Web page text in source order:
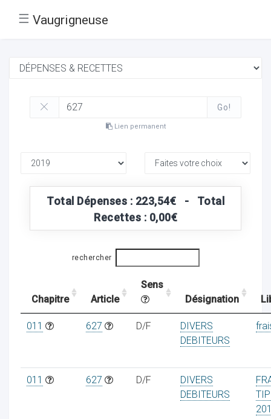
☰ Vaugrigneuse
Go!
Lien permanent
Total Dépenses : 223,54€ - Total
Recettes : 0,00€
rechercher
Chapitre Article
Sens
Désignation
011 627 D/F
DIVERS
DEBITEURS
011 627 D/F
DIVERS
DEBITEURS